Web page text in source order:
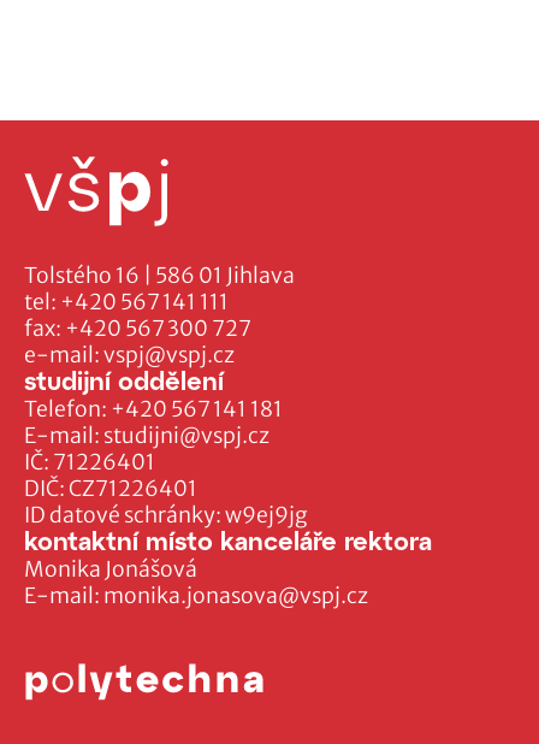
Tolstého 16 | 586 01 Jihlava
tel: +420 567 141 111
fax: +420 567 300 727
e-mail:vspj@vspj.cz
IČ: 71226401
DIČ: CZ71226401
ID datové schránky: w9ej9jg
studijní oddělení
Telefon: +420 567 141 181
E-mail: studijni@vspj.cz
kontaktní místo kanceláře rektora
Monika Jonášová
E-mail: monika.jonasova@vspj.cz